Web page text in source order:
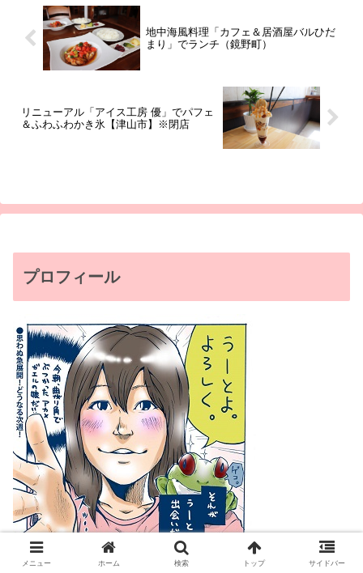
地中海風料理「カフェ＆居酒屋バルひだ
まり」でランチ（鏡野町）
リニューアル「アイス工房 優」でパフェ
＆ふわふわかき氷【津山市】※閉店
プロフィール
メニュー ホーム 検索 トップ サイドバー